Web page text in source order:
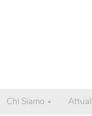
Chi Siamo